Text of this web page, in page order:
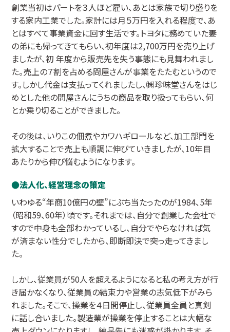
創業当初はパートを３人ほど雇い、あとは家族で切り盛りを
する家内工業でした。家計には月５万円を入れる程度で、あ
とはすべて事業資金に回す生活です。トヨタに務めていた妻
の弟にも帰ってきてもらい、初年度は2,700万円を売り上げ
ましたが、初 年度から販売先を失う事態にも見舞われまし
た。売上の７割を占める問屋さんが事業をたたむというので
す。しかし代金は支払ってくれましたし、㈱珍味堂さんをはじ
めとした他の問屋さんにうちの商品を取り扱ってもらい、何
とか乗り切ることができました。
その後は、いりこの佃煮やカワハギロールなど、加工部門を
拡大することで売上も順調に伸びていきましたが、10年目
あたりから伸び悩むようになります。
法人化、経営理念の策定
いわゆる“年商10億円の壁”にぶち当たったのが1984、5年
（昭和59、60年）頃です。それまでは、自分で創業した会社で
すので中身も全部わかっているし、自分でやらなければ気
が済まない性分でしたから、即断即決で突っ走ってきまし
た。
しかし、従業員が50人を超えるようになると私の考え方が行
き届かなくなり、従業員の結束力や営業の志気低下がみら
れました。そこで、操業を４日間停止し、従業員全員と真剣
に話し合いました。製造業が操業を停止することは大幅な